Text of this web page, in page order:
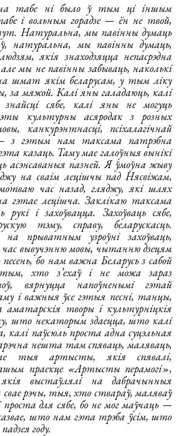
табе ні было ў тым ці іншым
і вольным горадзе — ён не твой,
Натуральна, мы павінны думаць
натуральна, мы павінны думаць,
якія знаходзяцца непасрэдна
мы не павінны забываць, наколькі
шмат якім беларусам, у тым ліку
за мяжой. Калі яны галадаюць, калі
сябе, калі яны не могуць
культурны асяродак з розных
канкурэнтнасці, псіхалагічнай
— з гэтым нам таксама патрэбна
казаць. Таму мае галоўныя вынікі
асэнсаваныя пазней. Я ўмоўна жыву
на сваім лецішчы пад Нясвіжам,
час назад, гляджу, які шлях
гэтае лецішча. Заклікаю таксама
рукі і захоўвацца. Захоўваць сябе,
тэму, справу, беларускасць.
прыватным узроўні захоўваць,
час вывучэнню мовы, чытанню дзецям
бо нам важна Беларусь з сабой
хто з’ехаў і не можа зараз
вярнуцца напоўненымі гэтай
і важныя ўсе гэтыя песні, танцы,
аматарскія творы і культурніцкія
што некаторым здаецца, што калі
калі паўсюль проста адна суцэльная
нешта там спяваць, маляваць,
тыя артысты, якія спявалі,
праекце «Артысты перамогі»,
выстаўлялі на дабрачынныя
свае рэчы, тыя, хто ствараў, маляваў
проста для сябе, бо не мог маўчаць —
што нам гэта трэба ўсім, што
году.